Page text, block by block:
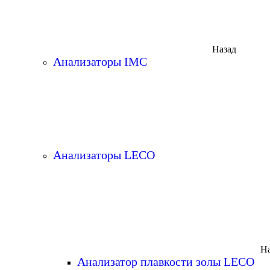
Назад
Анализаторы IMC
Анализаторы LECO
Анализатор плавкости золы LECO